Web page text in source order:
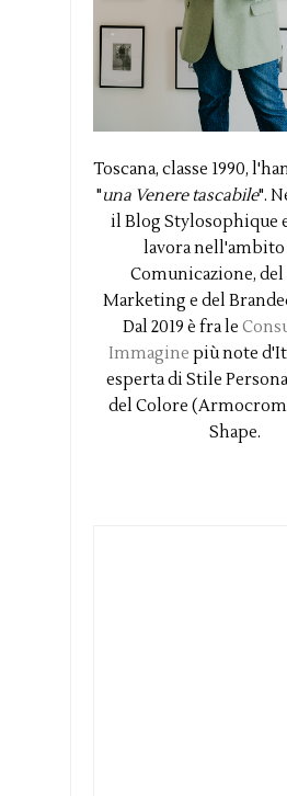
Toscana, classe 1990,
"una Venere tascabile".
il Blog Stylosophique
lavora nell'ambito
Comunicazione,
Marketing e del
Dal 2019 è fra le
Immagine più note
esperta di Stile
del Colore
Shape.